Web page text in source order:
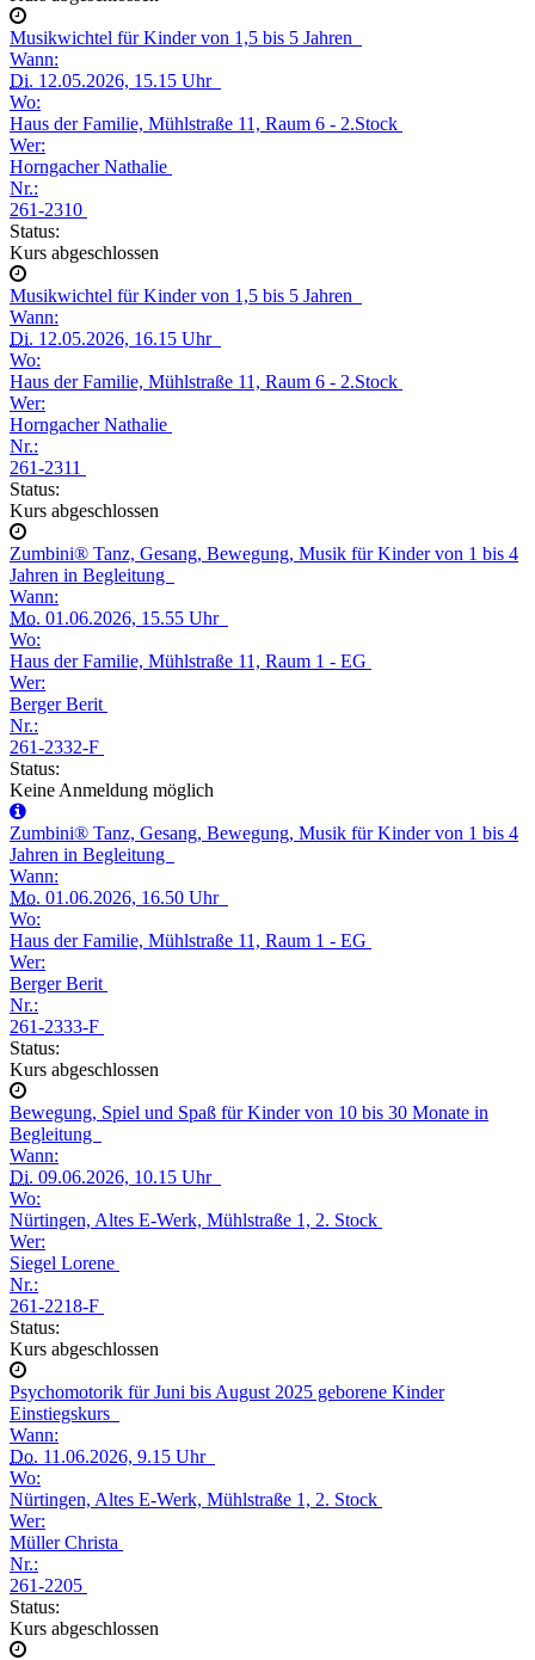
Musikwichtel für Kinder von 1,5 bis 5 Jahren
Wann:
Di. 12.05.2026, 15.15 Uhr
Wo:
Haus der Familie, Mühlstraße 11, Raum 6 - 2.Stock
Wer:
Horngacher Nathalie
Nr.:
261-2310
Status:
Kurs abgeschlossen
Musikwichtel für Kinder von 1,5 bis 5 Jahren
Wann:
Di. 12.05.2026, 16.15 Uhr
Wo:
Haus der Familie, Mühlstraße 11, Raum 6 - 2.Stock
Wer:
Horngacher Nathalie
Nr.:
261-2311
Status:
Kurs abgeschlossen
Zumbini® Tanz, Gesang, Bewegung, Musik für Kinder von 1 bis 4
Jahren in Begleitung
Wann:
Mo. 01.06.2026, 15.55 Uhr
Wo:
Haus der Familie, Mühlstraße 11, Raum 1 - EG
Wer:
Berger Berit
Nr.:
261-2332-F
Status:
Keine Anmeldung möglich
Zumbini® Tanz, Gesang, Bewegung, Musik für Kinder von 1 bis 4
Jahren in Begleitung
Wann:
Mo. 01.06.2026, 16.50 Uhr
Wo:
Haus der Familie, Mühlstraße 11, Raum 1 - EG
Wer:
Berger Berit
Nr.:
261-2333-F
Status:
Kurs abgeschlossen
Bewegung, Spiel und Spaß für Kinder von 10 bis 30 Monate in
Begleitung
Wann:
Di. 09.06.2026, 10.15 Uhr
Wo:
Nürtingen, Altes E-Werk, Mühlstraße 1, 2. Stock
Wer:
Siegel Lorene
Nr.:
261-2218-F
Status:
Kurs abgeschlossen
Psychomotorik für Juni bis August 2025 geborene Kinder
Einstiegskurs
Wann:
Do. 11.06.2026, 9.15 Uhr
Wo:
Nürtingen, Altes E-Werk, Mühlstraße 1, 2. Stock
Wer:
Müller Christa
Nr.:
261-2205
Status:
Kurs abgeschlossen